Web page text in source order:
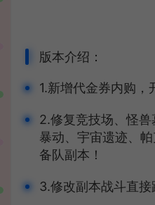
版本介绍：
1.新增代金券内购，
2.修复竞技场、怪
暴动、宇宙遗迹、
备队副本！
3.修改副本战斗直接